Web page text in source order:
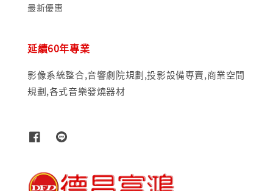
最新優惠
延續60年專業
影像系統整合,音響劇院規劃,投影設備專賣,商業空間
規劃,各式音樂發燒器材